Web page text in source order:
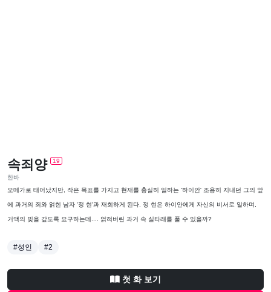
속죄양 19
한바
오메가로 태어났지만, 작은 목표를 가지고 현재를 충실히 일하는 '하이안' 조용히 지내던 그의 앞
에 과거의 죄와 얽힌 남자 '정 현'과 재회하게 된다. 정 현은 하이안에게 자신의 비서로 일하며,
거액의 빚을 갚도록 요구하는데.... 얽혀버린 과거 속 실타래를 풀 수 있을까?
#성인 #2
첫 화 보기